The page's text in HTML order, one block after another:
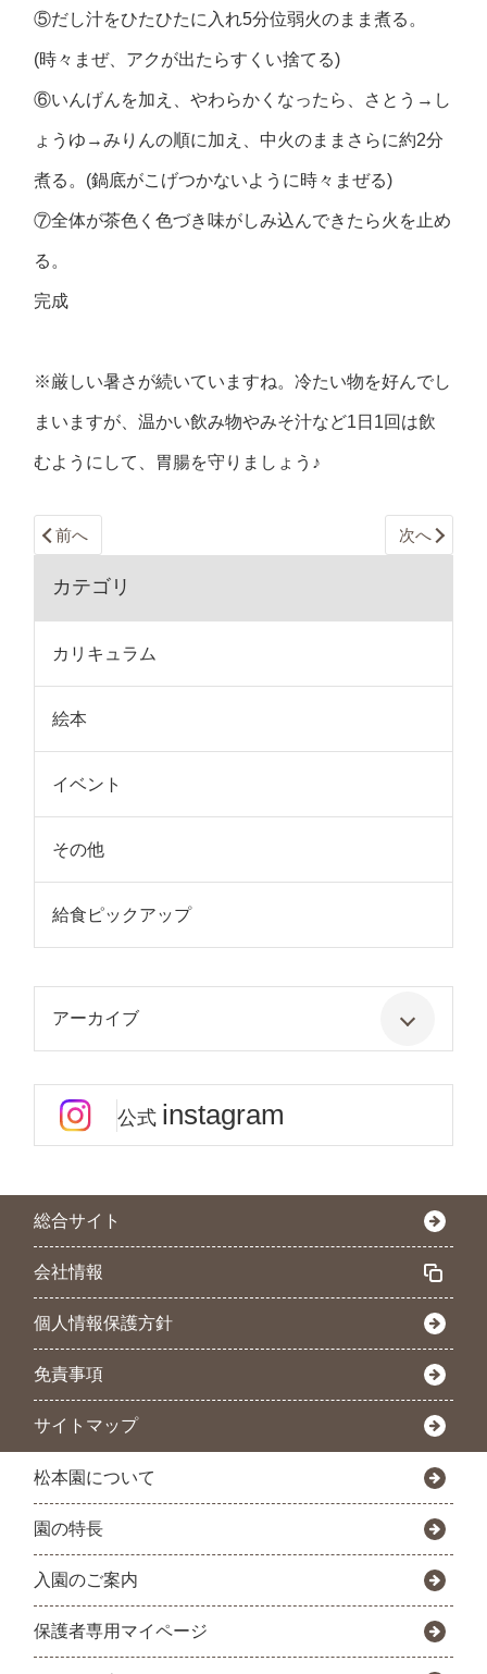
⑤だし汁をひたひたに入れ5分位弱火のまま煮る。
(時々まぜ、アクが出たらすくい捨てる)
⑥いんげんを加え、やわらかくなったら、さとう→し
ょうゆ→みりんの順に加え、中火のままさらに約2分
煮る。(鍋底がこげつかないように時々まぜる)
⑦全体が茶色く色づき味がしみ込んできたら火を止め
る。
完成
※厳しい暑さが続いていますね。冷たい物を好んでし
まいますが、温かい飲み物やみそ汁など1日1回は飲
むようにして、胃腸を守りましょう♪
前へ 次へ
カテゴリ
カリキュラム
絵本
イベント
その他
給食ピックアップ
アーカイブ
公式 instagram
総合サイト
会社情報
個人情報保護方針
免責事項
サイトマップ
松本園について
園の特長
入園のご案内
保護者専用マイページ